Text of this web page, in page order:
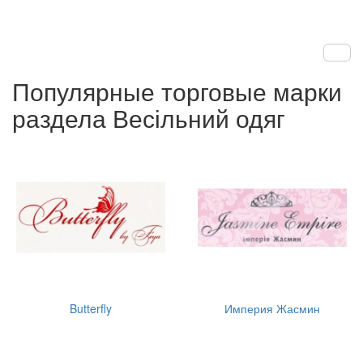
Популярные торговые марки
раздела Весільний одяг
Butterfly Империя Жасмин